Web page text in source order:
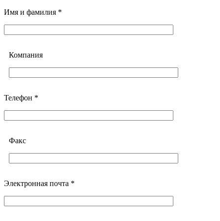
Имя и фамилия *
Компания
Телефон *
Факс
Электронная почта *